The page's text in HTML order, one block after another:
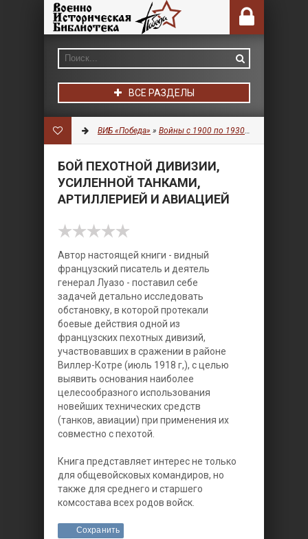
ВСЕ РАЗДЕЛЫ
ВИБ «Победа» » Войны с 1900 по 1930 гг.
БОЙ ПЕХОТНОЙ ДИВИЗИИ,
УСИЛЕННОЙ ТАНКАМИ,
АРТИЛЛЕРИЕЙ И АВИАЦИЕЙ
Автор настоящей книги - видный
французский писатель и деятель
генерал Луазо - поставил себе
задачей детально исследовать
обстановку, в которой протекали
боевые действия одной из
французских пехотных дивизий,
участвовавших в сражении в районе
Виллер-Котре (июль 1918 г,), с целью
выявить основания наиболее
целесообразного использования
новейших технических средств
(танков, авиации) при применения их
совместно с пехотой.
Книга представляет интерес не только
для общевойсковых командиров, но
также для среднего и старшего
комсостава всех родов войск.
Сохранить